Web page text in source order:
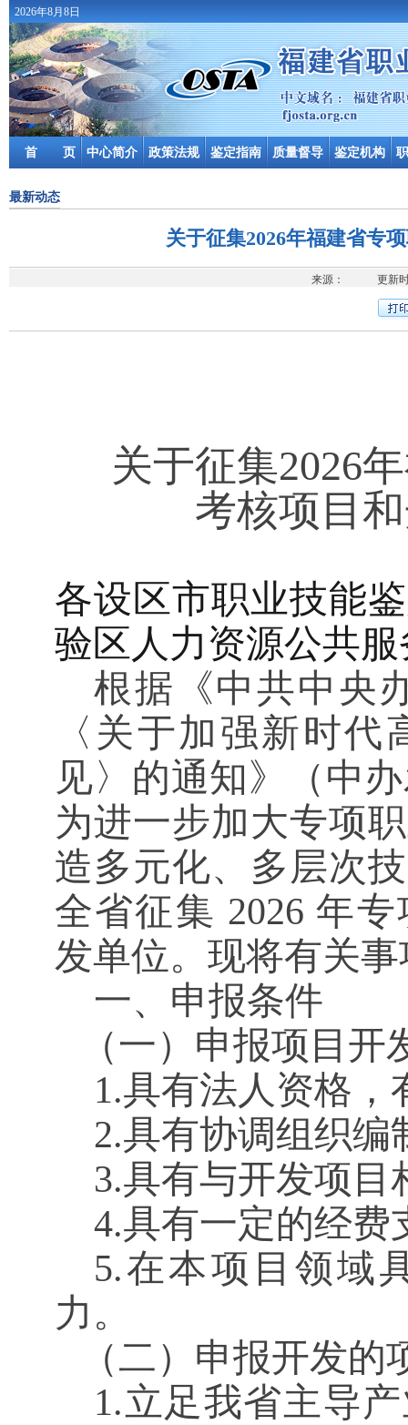
2026年8月8日
首 页 中心简介 政策法规 鉴定指南 质量督导 鉴定机构
最新动态
关于征集2026年福建省专
来源： 更新时
关于征集2026
考核项目
各设区市职业技能
验区人力资源公共
根据 《中共中央
〈关于加强新时
见〉的通知》（中
为进一步加大专项
造多元化、多层次
全省征集 2026 年专
发单位。现将有关
一、申报条件
（一） 申报项目开
1.具有法人资格
2.具有协调组织编
3.具有与开发项
4.具有一定的经费
5.在本项目领域
力。
（二） 申报开发的
1.立足我省主导